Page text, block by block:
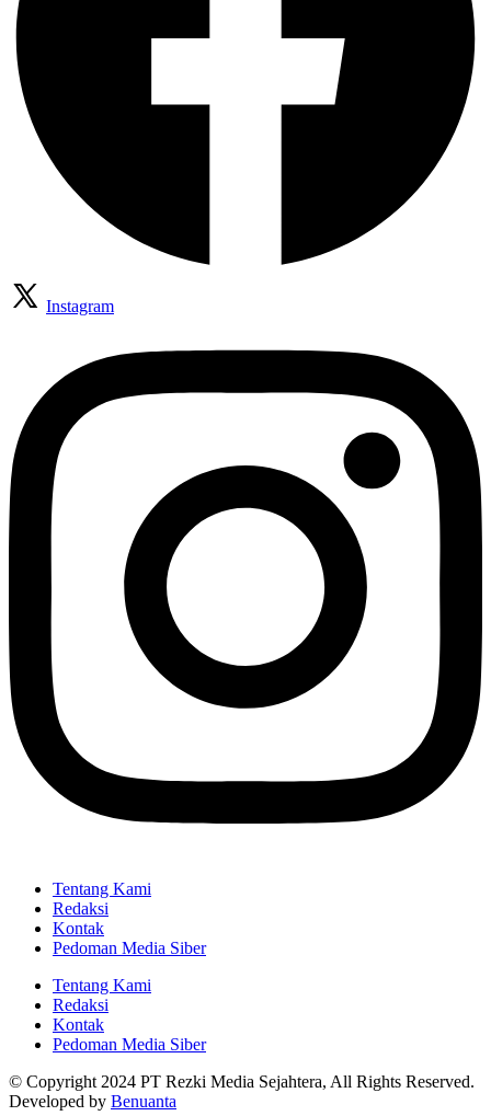
Instagram
Tentang Kami
Redaksi
Kontak
Pedoman Media Siber
Tentang Kami
Redaksi
Kontak
Pedoman Media Siber
© Copyright 2024 PT Rezki Media Sejahtera, All Rights Reserved.
Developed by Benuanta